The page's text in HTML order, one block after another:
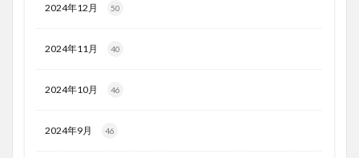
2024年12月 50
2024年11月 40
2024年10月 46
2024年9月 46